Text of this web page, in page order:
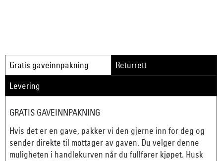
Gratis gaveinnpakning
Returrett
Levering
GRATIS GAVEINNPAKNING
Hvis det er en gave, pakker vi den gjerne inn for deg og
sender direkte til mottager av gaven. Du velger denne
muligheten i handlekurven når du fullfører kjøpet. Husk